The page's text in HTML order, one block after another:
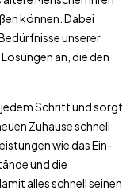
können. Dabei
unserer
an, die den
Schritt und sorgt
Zuhause schnell
wie das Ein-
und die
alles schnell seinen